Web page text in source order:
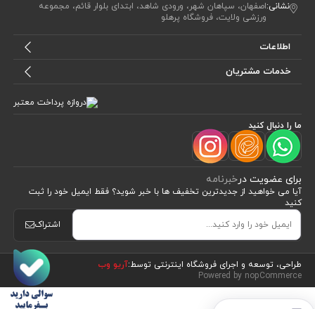
نشانی:اصفهان، سپاهان شهر، ورودی شاهد، ابتدای بلوار قائم، مجموعه
ورزشی ولایت، فروشگاه پرهلو
اطلاعات
خدمات مشتریان
ما را دنبال کنید
برای عضویت درخبرنامه
آیا می خواهید از جدید‌ترین تخفیف‌ ها با‌ خبر شوید؟ فقط ایمیل خود را ثبت
کنید
اشتراک
طراحی، توسعه و اجرای فروشگاه اینترنتی توسط:آریو وب
Powered by nopCommerce